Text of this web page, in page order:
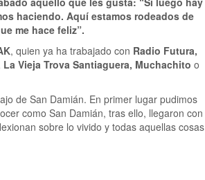
haciendo. Aquí estamos rodeados de
me hace feliz”.
, quien ya ha trabajado con Radio Futura,
Vieja Trova Santiaguera, Muchachito o
de San Damián. En primer lugar pudimos
como San Damián, tras ello, llegaron con
sobre lo vivido y todas aquellas cosas